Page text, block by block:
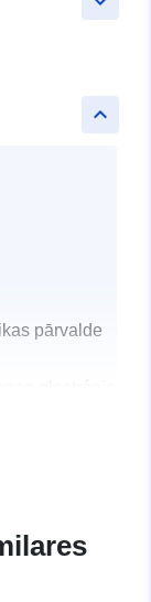
keyboard_arrow_up
pārvalde